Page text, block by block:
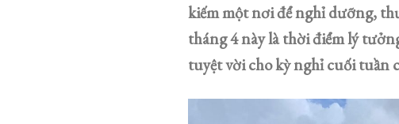
kiếm một nơi để nghỉ dưỡng,
tháng 4 này là thời điểm lý
tuyệt vời cho kỳ nghỉ cuối tuần